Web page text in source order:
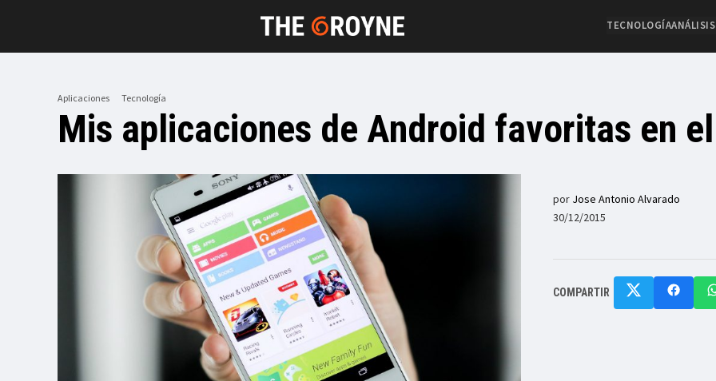
TECNOLOGÍAANÁLISIS
Aplicaciones Tecnología
Mis aplicaciones de Android favoritas en
por Jose Antonio Alvarado
30/12/2015
COMPARTIR